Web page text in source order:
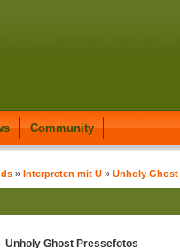
Community
» Interpreten mit U » Unholy Ghost
Unholy Ghost Pressefotos